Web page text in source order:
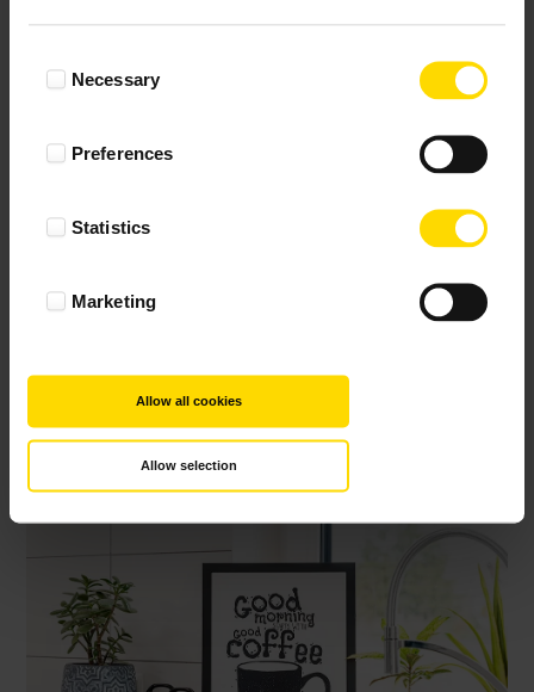
SelectionNecessary
Preferences
Statistics
Marketing
Allow all cookies
Allow selection